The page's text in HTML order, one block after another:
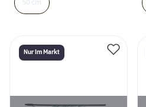
Nur Im Markt